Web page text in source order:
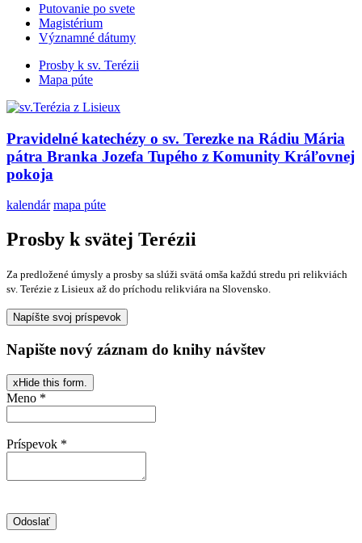
Putovanie po svete
Magistérium
Významné dátumy
Prosby k sv. Terézii
Mapa púte
Pravidelné katechézy o sv. Terezke na Rádiu Mária
pátra Branka Jozefa Tupého z Komunity Kráľovnej
pokoja
kalendár mapa púte
Prosby k svätej Terézii
Za predložené úmysly a prosby sa slúži svätá omša každú stredu pri relikviách
sv. Terézie z Lisieux až do príchodu relikviára na Slovensko.
Napište nový záznam do knihy návštev
xHide this form.
Meno *
Príspevok *